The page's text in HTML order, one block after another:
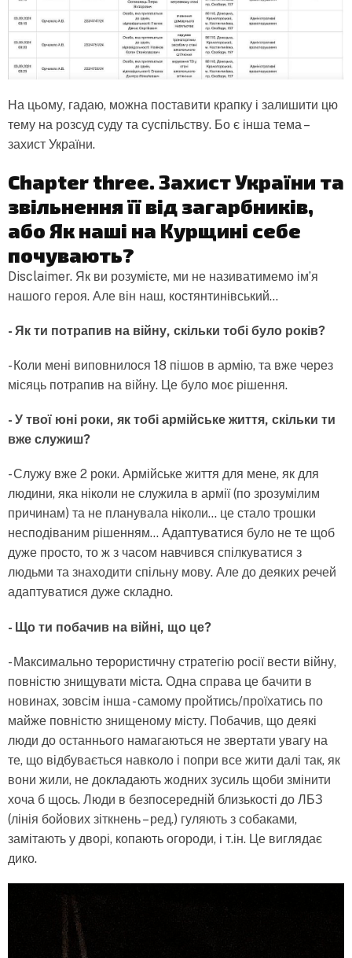
На цьому, гадаю, можна поставити крапку і залишити цю
тему на розсуд суду та суспільству. Бо є інша тема –
захист України.
Chapter three. Захист України та
звільнення її від загарбників,
або Як наші на Курщині себе
почувають?
Disclaimer. Як ви розумієте, ми не називатимемо ім’я
нашого героя. Але він наш, костянтинівський…
- Як ти потрапив на війну, скільки тобі було років?
- Коли мені виповнилося 18 пішов в армію, та вже через
місяць потрапив на війну. Це було моє рішення.
- У твої юні роки, як тобі армійське життя, скільки ти
вже служиш?
- Служу вже 2 роки. Армійське життя для мене, як для
людини, яка ніколи не служила в армії (по зрозумілим
причинам) та не планувала ніколи… це стало трошки
несподіваним рішенням… Адаптуватися було не те щоб
дуже просто, то ж з часом навчився спілкуватися з
людьми та знаходити спільну мову. Але до деяких речей
адаптуватися дуже складно.
- Що ти побачив на війні, що це?
- Максимально терористичну стратегію росії вести війну,
повністю знищувати міста. Одна справа це бачити в
новинах, зовсім інша - самому пройтись/проїхатись по
майже повністю знищеному місту. Побачив, що деякі
люди до останнього намагаються не звертати увагу на
те, що відбувається навколо і попри все жити далі так, як
вони жили, не докладають жодних зусиль щоби змінити
хоча б щось. Люди в безпосередній близькості до ЛБЗ
(лінія бойових зіткнень – ред.) гуляють з собаками,
замітають у дворі, копають огороди, і т.ін. Це виглядає
дико.